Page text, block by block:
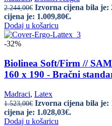
2.244,00€ Izvorna cijena bila je:
cijena je: 1.009,80€.
Dodaj u košaricu
-32%
Biolinea Soft/Firm //
160 x 190 - Bračni
Madraci, Latex
1.523,00€ Izvorna cijena bila je:
cijena je: 1.028,03€.
Dodaj u košaricu